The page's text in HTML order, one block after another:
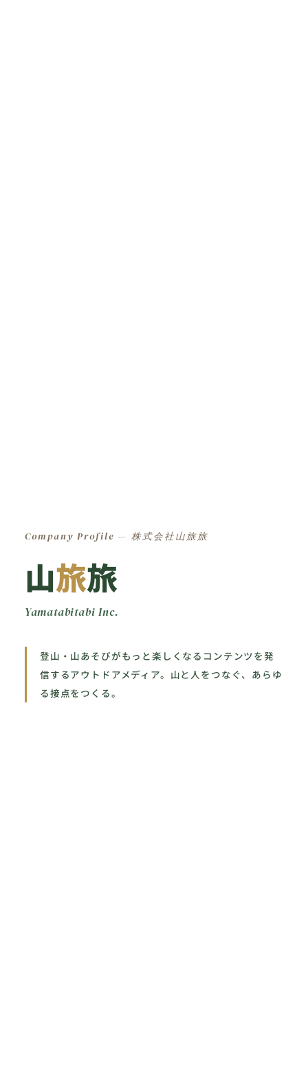
Company Profile — 株式会社山旅旅
山旅旅
Yamatabitabi Inc.
登山・山あそびがもっと楽しくなるコンテンツを発
信するアウトドアメディア。山と人をつなぐ、あらゆ
る接点をつくる。